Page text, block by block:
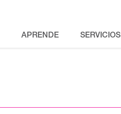
APRENDE SERVICIOS